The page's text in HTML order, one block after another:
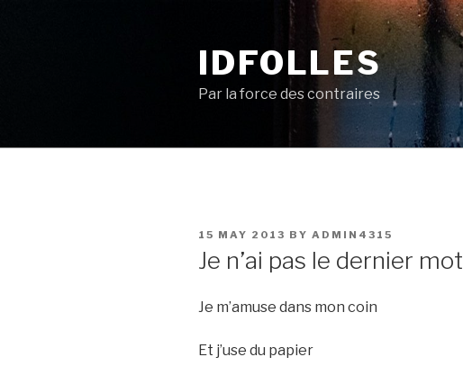
IDFOLLES
Par la force des contraires
POSTED
15 MAY 2013 BY ADMIN4315
Je n’ai pas le dernier mot
Je m’amuse dans mon coin
Et j’use du papier